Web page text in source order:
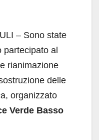
– Sono state
partecipato al
rianimazione
delle
organizzato
Verde Basso